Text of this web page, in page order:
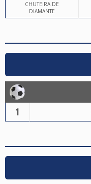
CHUTEIRA DE
DIAMANTE
1